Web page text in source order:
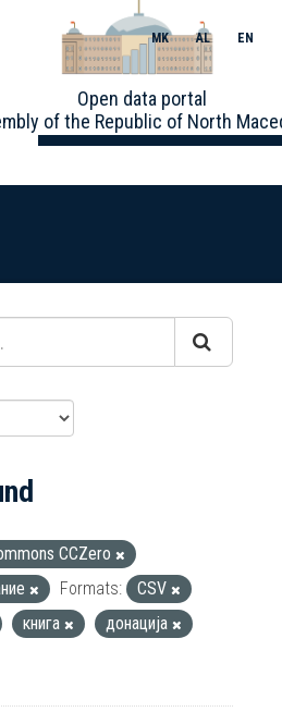
Open data portal
of the Republic of North
MK AL EN
CCZero
Formats:
CSV
книга донација